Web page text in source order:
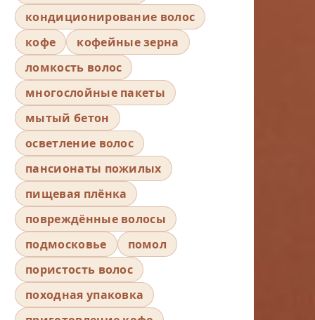
кондиционирование волос
кофе
кофейные зерна
ломкость волос
многослойные пакеты
мытый бетон
осветление волос
пансионаты пожилых
пищевая плёнка
повреждённые волосы
подмосковье
помол
пористость волос
походная упаковка